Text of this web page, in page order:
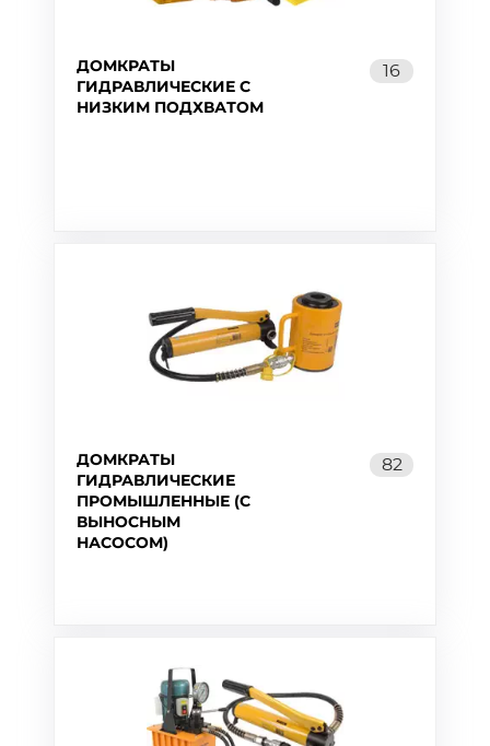
ДОМКРАТЫ
ГИДРАВЛИЧЕСКИЕ С
НИЗКИМ ПОДХВАТОМ
16
ДОМКРАТЫ
ГИДРАВЛИЧЕСКИЕ
ПРОМЫШЛЕННЫЕ (С
ВЫНОСНЫМ
НАСОСОМ)
82